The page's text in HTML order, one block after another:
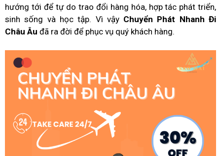
hướng tới để tự do trao đổi hàng hóa, hợp tác phát triển,
sinh sống và học tập. Vì vậy Chuyển Phát Nhanh Đi
Châu Âu đã ra đời để phục vụ quý khách hàng.